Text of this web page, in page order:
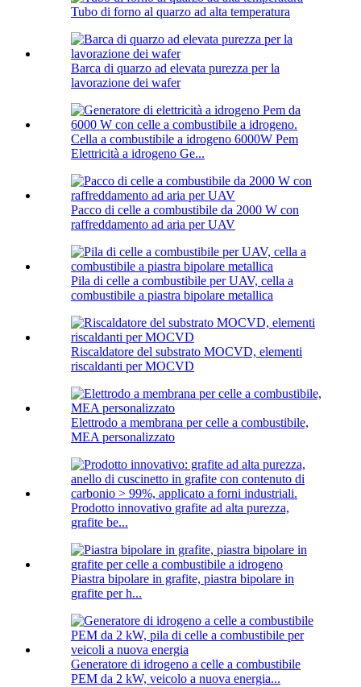
Tubo di forno al quarzo ad alta temperatura
Barca di quarzo ad elevata purezza per la
lavorazione dei wafer
Cella a combustibile a idrogeno 6000W Pem
Elettricità a idrogeno Ge...
Pacco di celle a combustibile da 2000 W con
raffreddamento ad aria per UAV
Pila di celle a combustibile per UAV, cella a
combustibile a piastra bipolare metallica
Riscaldatore del substrato MOCVD, elementi
riscaldanti per MOCVD
Elettrodo a membrana per celle a combustibile,
MEA personalizzato
Prodotto innovativo grafite ad alta purezza,
grafite be...
Piastra bipolare in grafite, piastra bipolare in
grafite per h...
Generatore di idrogeno a celle a combustibile
PEM da 2 kW, veicolo a nuova energia...